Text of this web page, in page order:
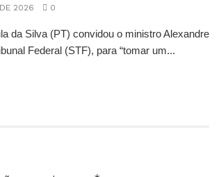
2026 0
da Silva (PT) convidou o ministro Alexandre
Federal (STF), para “tomar um...